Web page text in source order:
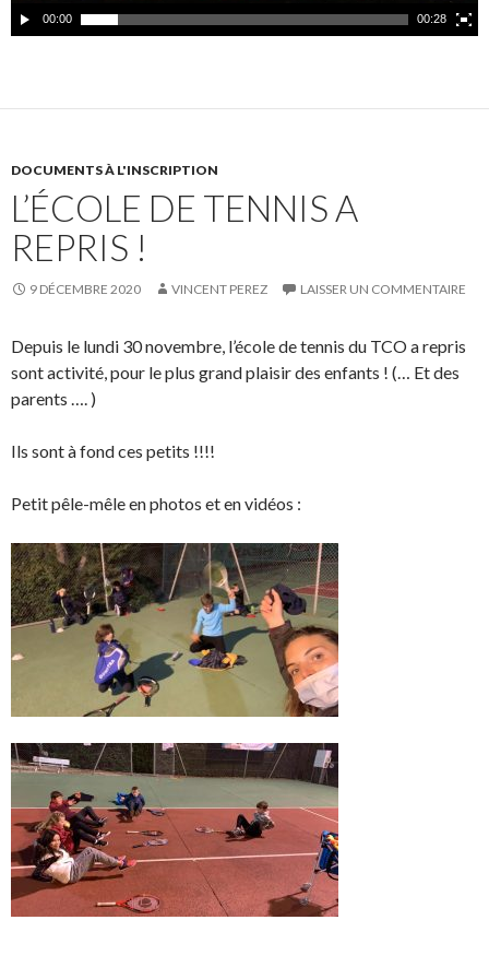
00:00 00:28
DOCUMENTS À L'INSCRIPTION
L’ÉCOLE DE TENNIS A
REPRIS !
9 DÉCEMBRE 2020 VINCENT PEREZ LAISSER UN COMMENTAIRE
Depuis le lundi 30 novembre, l’école de tennis du TCO a repris
sont activité, pour le plus grand plaisir des enfants ! (…
Et des
parents ….
)
Ils sont à fond ces petits !!!!
Petit pêle-mêle en photos et en vidéos :